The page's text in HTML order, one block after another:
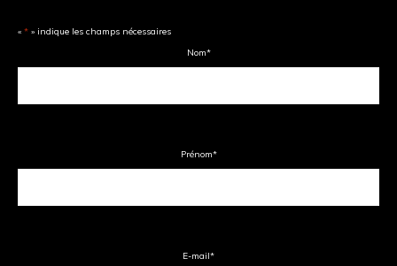
« * » indique les champs nécessaires
Nom*
Prénom*
E-mail*